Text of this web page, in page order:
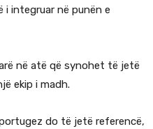
integruar në punën e
në atë që synohet të jetë
ekip i madh.
do të jetë referencë,